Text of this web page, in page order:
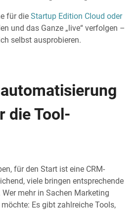
für dieStartup Edition Cloud oder
und das Ganze „live“ verfolgen –
selbst ausprobieren.
die Tool-
für den Start ist eine CRM-
viele bringen entsprechende
mehr in Sachen Marketing
Es gibt zahlreiche Tools,